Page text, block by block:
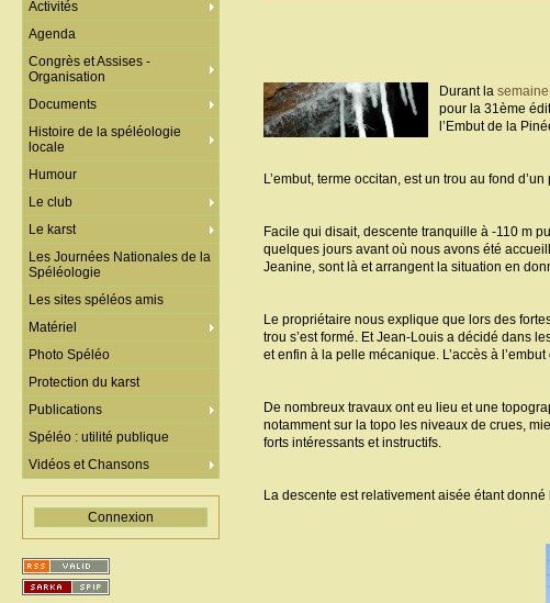
Durant la
pour la 31ème
l’Embut de la
L’embut, terme occitan, est un trou au fond
Facile qui disait, descente tranquille à -110 m
quelques jours avant où nous avons été
Jeanine, sont là et arrangent la situation en
Le propriétaire nous explique que lors des
trou s’est formé. Et Jean-Louis a décidé dans
et enfin à la pelle mécanique. L’accès à
De nombreux travaux ont eu lieu et une
notamment sur la topo les niveaux de crues,
forts intéressants et instructifs.
La descente est relativement aisée étant
Activités
Agenda
Congrès et Assises -
Organisation
Documents
Histoire de la spéléologie
locale
Humour
Le club
Le karst
Les Journées Nationales de la
Spéléologie
Les sites spéléos amis
Matériel
Photo Spéléo
Protection du karst
Publications
Spéléo : utilité publique
Vidéos et Chansons
Connexion